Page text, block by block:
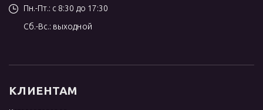
Пн.-Пт.: с 8:30 до 17:30
Сб.-Вс.: выходной
КЛИЕНТАМ